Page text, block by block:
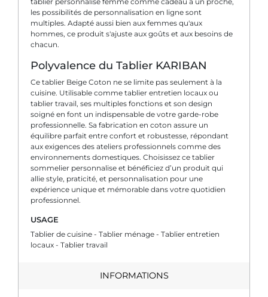
les possibilités de personnalisation en ligne sont
multiples. Adapté aussi bien aux femmes qu'aux
hommes, ce produit s'ajuste aux goûts et aux besoins de
chacun.
Polyvalence du Tablier KARIBAN
Ce tablier Beige Coton ne se limite pas seulement à la
cuisine. Utilisable comme tablier entretien locaux ou
tablier travail, ses multiples fonctions et son design
soigné en font un indispensable de votre garde-robe
professionnelle. Sa fabrication en coton assure un
équilibre parfait entre confort et robustesse, répondant
aux exigences des ateliers professionnels comme des
environnements domestiques. Choisissez ce tablier
sommelier personnalise et bénéficiez d’un produit qui
allie style, praticité, et personnalisation pour une
expérience unique et mémorable dans votre quotidien
professionnel.
USAGE
Tablier de cuisine - Tablier ménage - Tablier entretien
locaux - Tablier travail
INFORMATIONS